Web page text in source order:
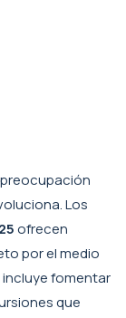
Los
ofrecen
por el medio
fomentar
que